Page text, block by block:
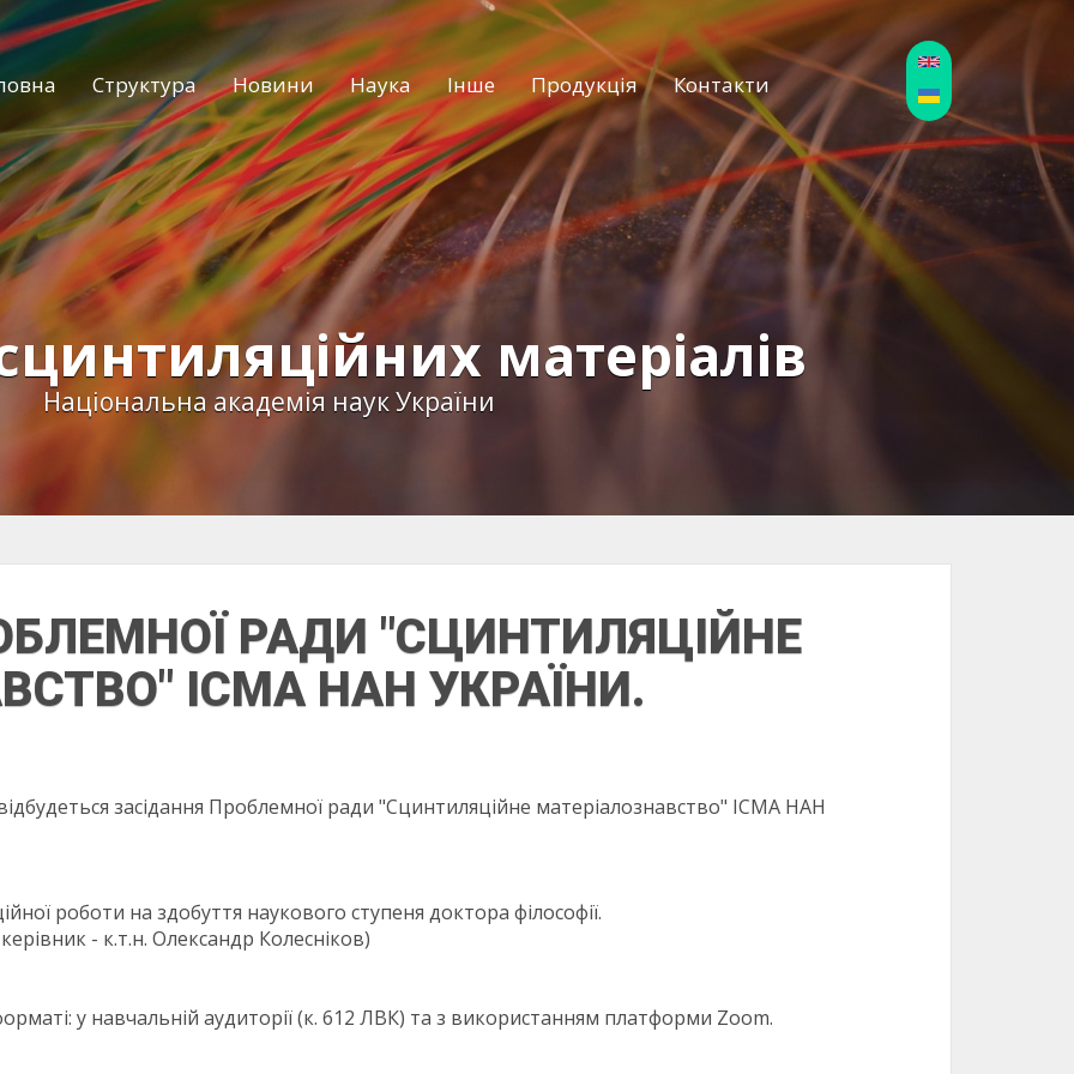
Структура Новини Наука Інше Продукція Контакти
матеріалів
Національна академія наук України
РАДИ "СЦИНТИЛЯЦІЙНЕ
ІСМА НАН УКРАЇНИ.
засідання Проблемної ради "Сцинтиляційне матеріалознавство" ІСМА НАН
роботи на здобуття наукового ступеня доктора філософії.
- к.т.н. Олександр Колесніков)
у навчальній аудиторії (к. 612 ЛВК) та з використанням платформи Zoom.